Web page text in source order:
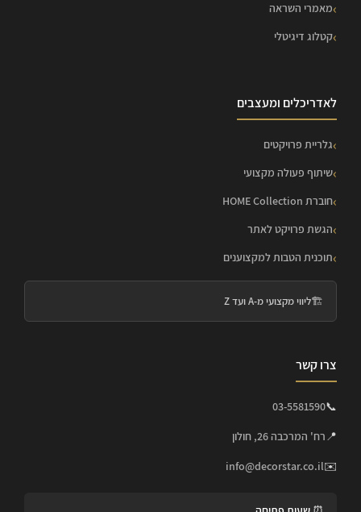
מאמרי השראה
קטלוג דיגיטלי
לאדריכלים ומעצבים
גלריית פרויקטים
שיתוף פעולה מקצועי
חוברת HOME Collection
הגשת פרויקט לאתר
תוכנית הטבות למקצוענים
🏗️ליווי מקצועי מ-A ועד Z
צרו קשר
📞
03-5581590
📍רח' המרכבה 26, חולון
✉️
info@decorstar.co.il